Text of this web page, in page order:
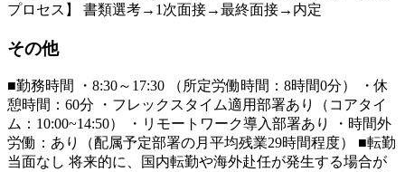
プロセス】 書類選考→1次面接→最終面接→内定
その他
■勤務時間 ・8:30～17:30 （所定労働時間：8時間0分） ・休
憩時間：60分 ・フレックスタイム適用部署あり（コアタイ
ム：10:00~14:50） ・リモートワーク導入部署あり ・時間外
労働：あり（配属予定部署の月平均残業29時間程度） ■転勤
当面なし 将来的に、国内転勤や海外赴任が発生する場合が